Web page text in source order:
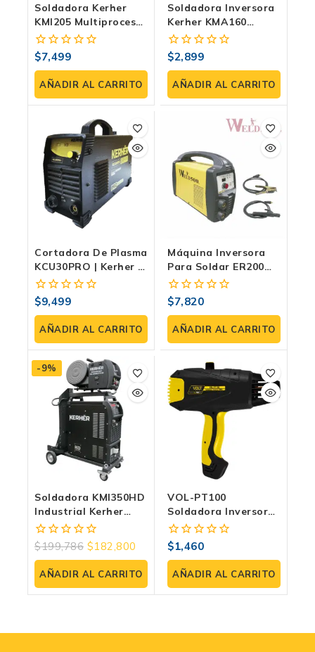
Soldadora Kerher
KMI205 Multiproceso
Inverter 110V/220V –
MIG/MMA/TIG
0
fuera
de
5
$7,499
AÑADIR AL CARRITO
Soldadora Inversora
Kerher KMA160
Electrodo 160
Amperes Bivoltaje
110V 220V
0
fuera
de
5
$2,899
AÑADIR AL CARRITO
Cortadora De Plasma
KCU30PRO | Kerher |
30 Amp 100/220V
0
fuera
de
5
$9,499
AÑADIR AL CARRITO
Máquina Inversora
Para Soldar ER200
PLUS-VD: Soldadura
TIG Y Electrodo
(SMAW)
0
fuera
de
5
$7,820
AÑADIR AL CARRITO
-9%
Soldadora KMI350HD
Industrial Kerher
MIG/MAG Doble
Pulso 350A
0
fuera
de
5
$199,786 $182,800
AÑADIR AL CARRITO
VOL-PT100
Soldadora Inversora
– Tipo Pistola
Electrodo 20-90A
110V
0
fuera
de
5
$1,460
AÑADIR AL CARRITO